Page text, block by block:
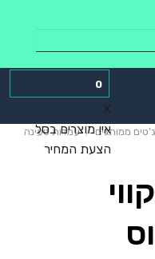
0
X
אין מוצרים בסל
הצעת המחיר
ממותגים / עמדות טעינה